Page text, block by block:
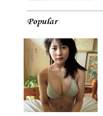
Popular